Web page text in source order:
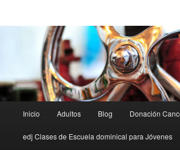
principal
Inicio Adultos Blog Donación
edj Clases de Escuela dominical para Jóvenes